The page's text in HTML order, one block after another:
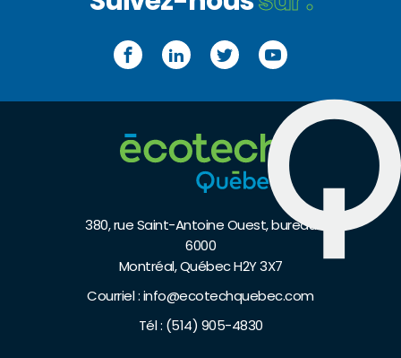
380, rue Saint-Antoine Ouest, bureau
6000
Montréal, Québec H2Y 3X7
Courriel :info@ecotechquebec.com
Tél : (514) 905-4830
FacebookLinkedInTwitterYouTube